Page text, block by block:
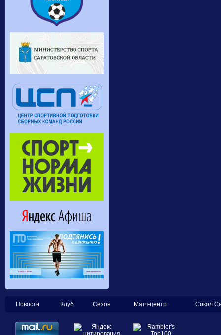
Новости Клуб Сезон Матч-центр Сокол